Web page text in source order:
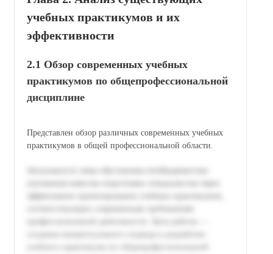
учебных практикумов и их
эффективности
2.1 Обзор современных учебных
практикумов по общепрофессиональной
дисциплине
Представлен обзор различных современных учебных
практикумов в общей профессиональной области.